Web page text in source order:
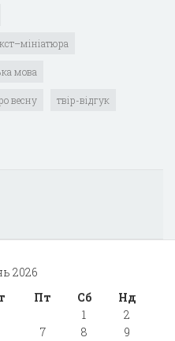
мова
весну твір-відгук
2026
Пт Сб
Нд
1
2
7 8
9